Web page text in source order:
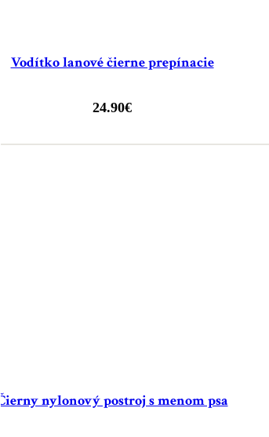
Vodítko lanové čierne prepínacie
24.90€
Čierny nylonový postroj s menom psa